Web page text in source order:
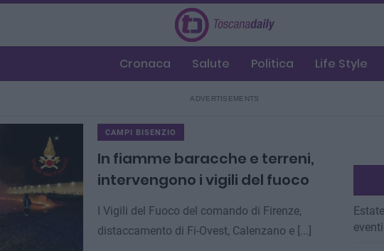
Cronaca Salute Politica Life Style
CAMPI BISENZIO
In fiamme baracche e terreni,
intervengono i vigili del fuoco
I Vigili del Fuoco del comando di Firenze,
distaccamento di Fi-Ovest, Calenzano e [...]